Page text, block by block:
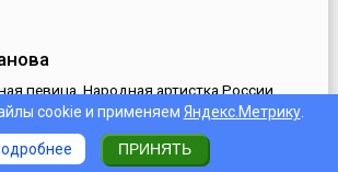
певица, Народная артистка России
cookie и применяем Яндекс.Метрику.
ПРИНЯТЬ